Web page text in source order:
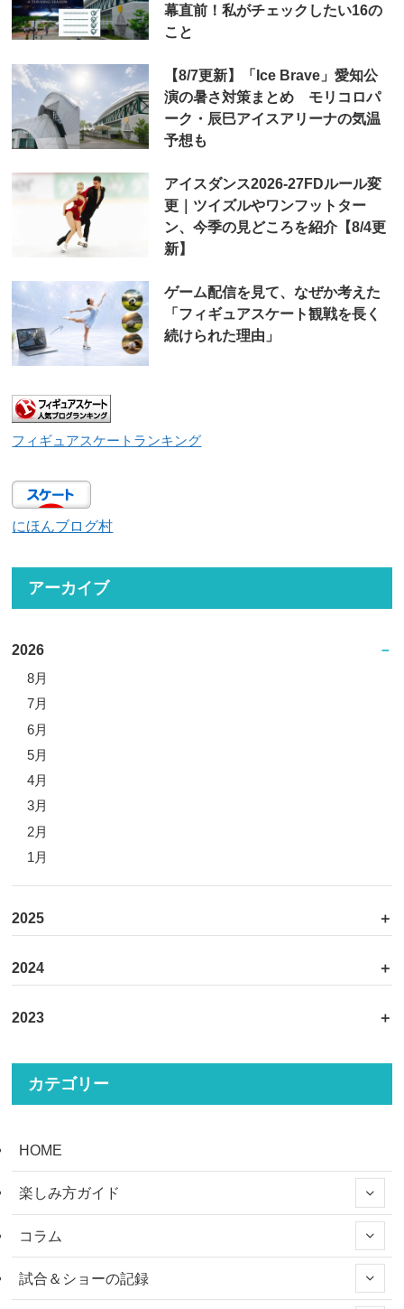
幕直前！私がチェックしたい16の
こと
【8/7更新】「Ice Brave」愛知公
演の暑さ対策まとめ モリコロパ
ーク・辰巳アイスアリーナの気温
予想も
アイスダンス2026-27FDルール変
更｜ツイズルやワンフットター
ン、今季の見どころを紹介【8/4更
新】
ゲーム配信を見て、なぜか考えた
「フィギュアスケート観戦を長く
続けられた理由」
フィギュアスケートランキング
にほんブログ村
アーカイブ
2026
8月
7月
6月
5月
4月
3月
2月
1月
2025
2024
2023
カテゴリー
HOME
楽しみ方ガイド
コラム
試合＆ショーの記録